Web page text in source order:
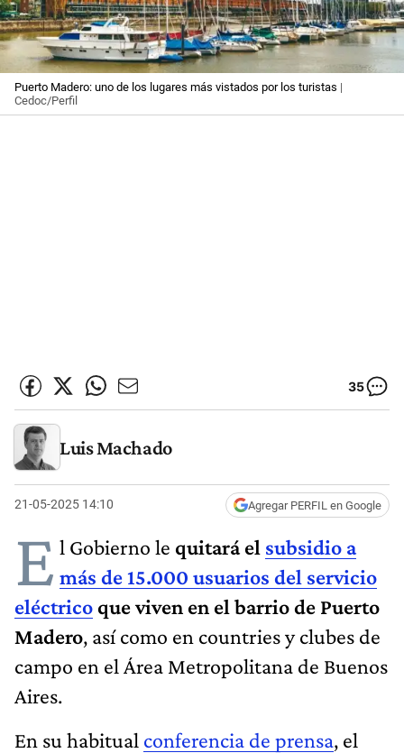
Puerto Madero: uno de los lugares más vistados por los turistas |
Cedoc/Perfil
35
Luis Machado
21-05-2025 14:10 Agregar PERFIL en Google
E l Gobierno le quitará el subsidio a
más de 15.000 usuarios del servicio
eléctrico que viven en el barrio de Puerto
Madero, así como en countries y clubes de
campo en el Área Metropolitana de Buenos
Aires.
En su habitual conferencia de prensa, el